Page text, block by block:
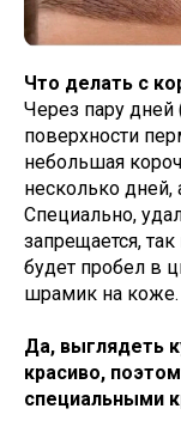
Что делать с
Через пару
поверхности
небольшая
несколько дней,
Специально,
запрещается,
будет пробел в
шрамик на коже.
Да, выглядеть
красиво,
специальными